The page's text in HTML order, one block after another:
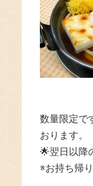
数量限定で
おります。
🌟翌日以降
※お持ち帰